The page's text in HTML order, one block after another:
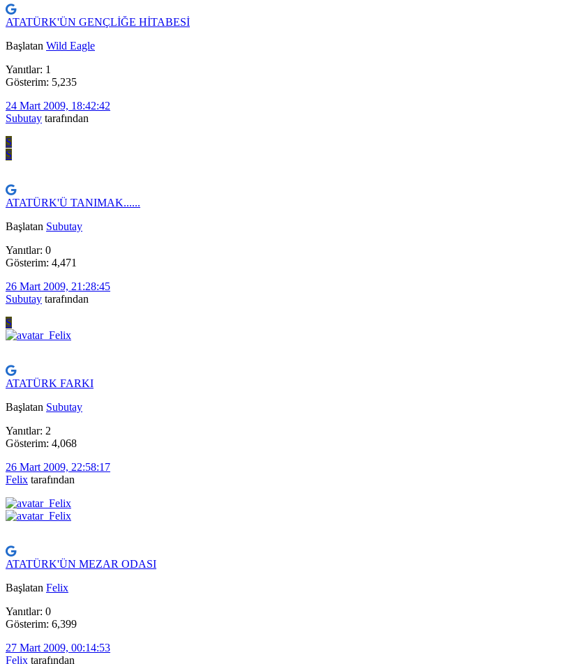
ATATÜRK'ÜN GENÇLİĞE HİTABESİ
Başlatan Wild Eagle
Yanıtlar: 1
Gösterim: 5,235
24 Mart 2009, 18:42:42
Subutay tarafından
S
S
ATATÜRK'Ü TANIMAK......
Başlatan Subutay
Yanıtlar: 0
Gösterim: 4,471
26 Mart 2009, 21:28:45
Subutay tarafından
S
ATATÜRK FARKI
Başlatan Subutay
Yanıtlar: 2
Gösterim: 4,068
26 Mart 2009, 22:58:17
Felix tarafından
ATATÜRK'ÜN MEZAR ODASI
Başlatan Felix
Yanıtlar: 0
Gösterim: 6,399
27 Mart 2009, 00:14:53
Felix tarafından